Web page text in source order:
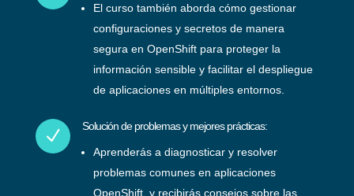
El curso también aborda cómo gestionar
configuraciones y secretos de manera
segura en OpenShift para proteger la
información sensible y facilitar el despliegue
de aplicaciones en múltiples entornos.
N Solución de problemas y mejores prácticas:
Aprenderás a diagnosticar y resolver
problemas comunes en aplicaciones
OpenShift, y recibirás consejos sobre las